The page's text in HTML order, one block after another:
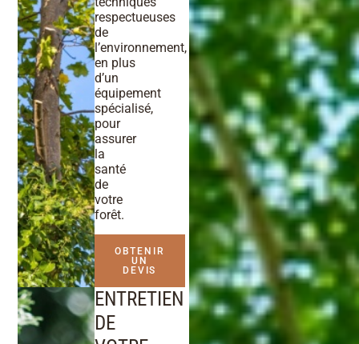
respectueuses
de
l’environnement,
en plus
d’un
équipement
spécialisé,
pour
assurer
la
santé
de
votre
forêt.
OBTENIR
UN
DEVIS
ENTRETIEN
DE